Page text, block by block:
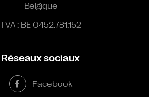
Belgique
TVA : BE 0452.781.152
Réseaux sociaux
Facebook